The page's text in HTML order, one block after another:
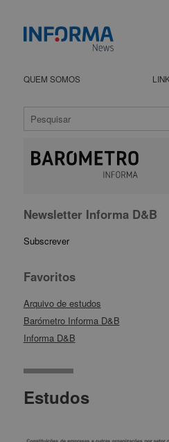
QUEM SOMOS
Newsletter Informa D&B
Subscrever
Favoritos
Arquivo de estudos
Barómetro Informa D&B
Informa D&B
Estudos